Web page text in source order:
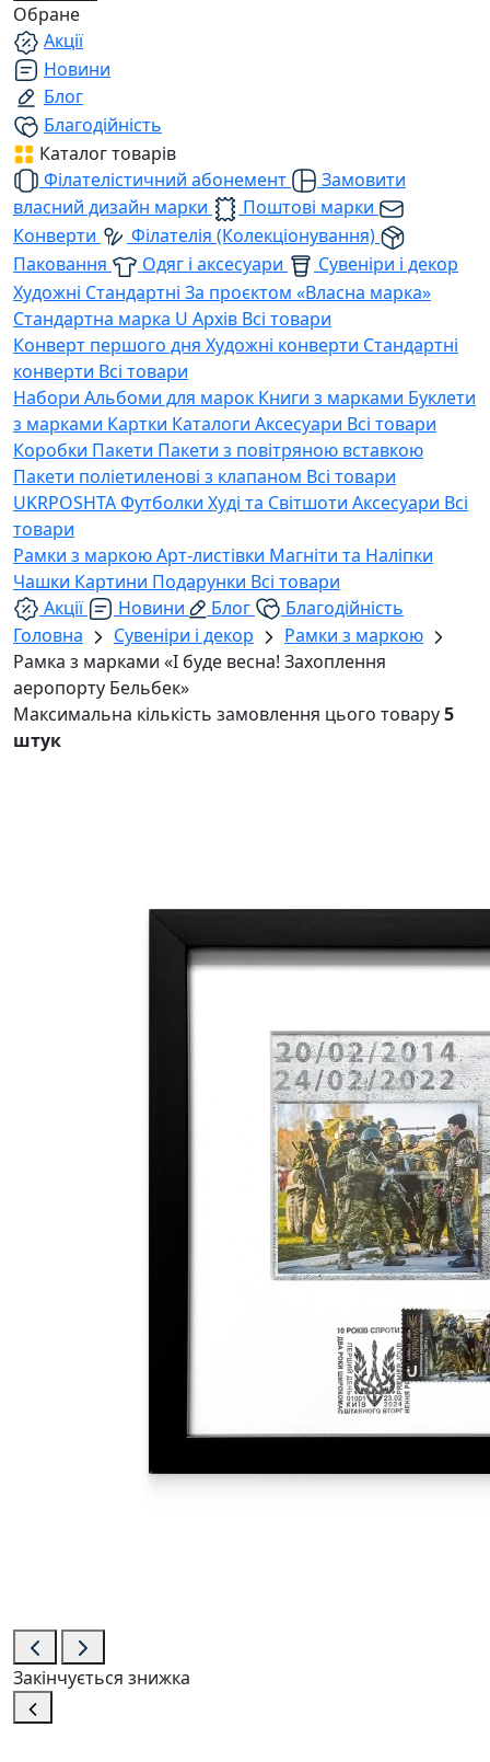
Обране
Акції
Новини
Блог
Благодійність
Каталог товарів
Філателістичний абонемент
Замовити
власний дизайн марки
Поштові марки
Конверти
Філателія (Колекціонування)
Паковання
Одяг і аксесуари
Сувеніри і декор
Художні Стандартні За проєктом «Власна марка»
Стандартна марка U Архів Всі товари
Конверт першого дня Художні конверти Стандартні
конверти Всі товари
Набори Альбоми для марок Книги з марками Буклети
з марками Картки Каталоги Аксесуари Всі товари
Коробки Пакети Пакети з повітряною вставкою
Пакети поліетиленові з клапаном Всі товари
UKRPOSHTAФутболки Худі та Світшоти Аксесуари Всі
товари
Рамки з маркоюАрт-листівки Магніти та Наліпки
Чашки Картини Подарунки Всі товари
Акції
Новини Блог
Благодійність
Головна
Сувеніри і декор
Рамки з маркою
Рамка з марками «І буде весна! Захоплення
аеропорту Бельбек»
Максимальна кількість замовлення цього товару5
штук
Закінчується знижка